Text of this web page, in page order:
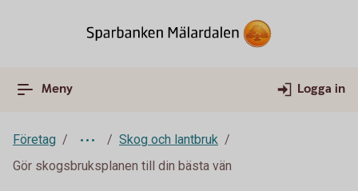
Meny Logga in
Företag
Skog och lantbruk
Gör skogsbruksplanen till din bästa vän